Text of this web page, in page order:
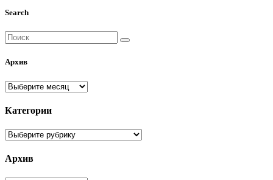
Search
Архив
Архив
Категории
Категории
Архив